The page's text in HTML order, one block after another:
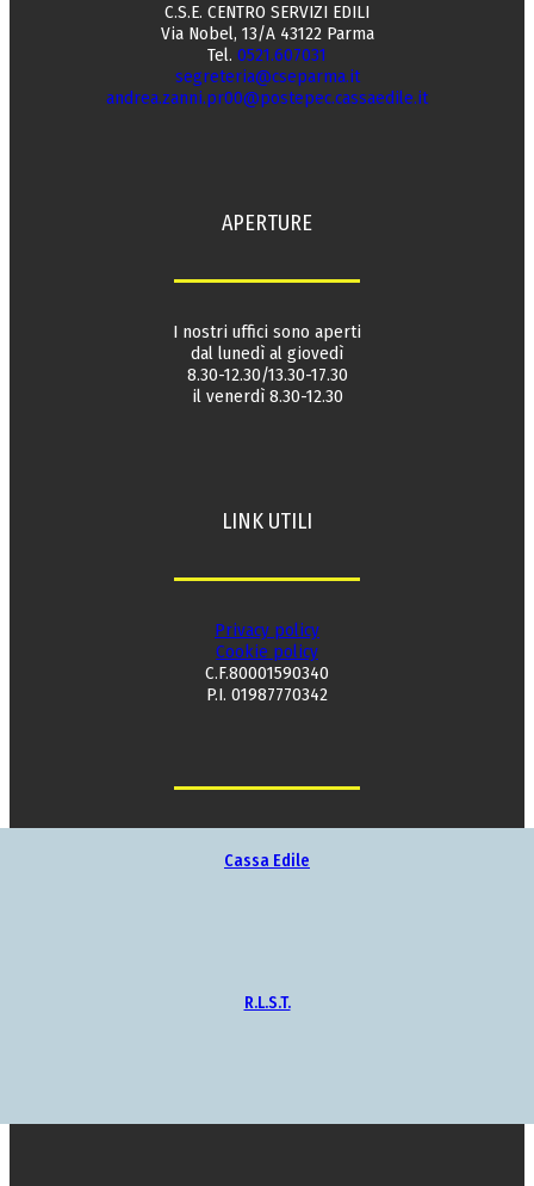
C.S.E. CENTRO SERVIZI EDILI
Via Nobel, 13/A 43122 Parma
Tel. 0521.607031
segreteria@cseparma.it
andrea.zanni.pr00@postepec.cassaedile.it
APERTURE
I nostri uffici sono aperti
dal lunedì al giovedì
8.30-12.30/13.30-17.30
il venerdì 8.30-12.30
LINK UTILI
Privacy policy
Cookie policy
C.F.80001590340
P.I. 01987770342
Cassa Edile
R.L.S.T.